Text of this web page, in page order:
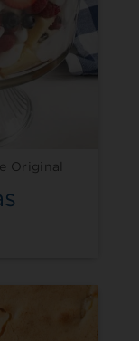
Original